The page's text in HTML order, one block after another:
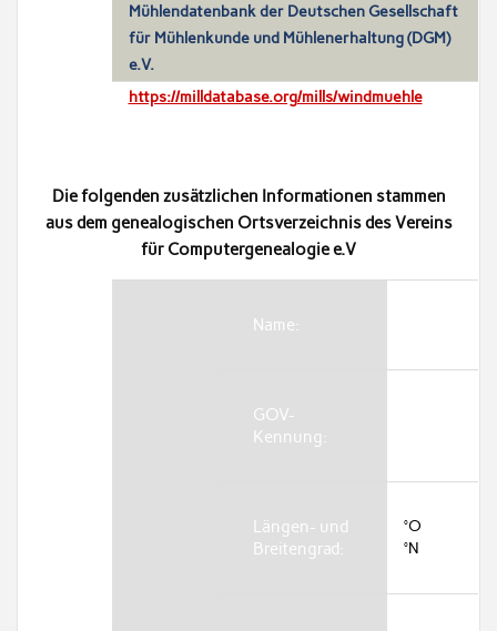
Mühlendatenbank der Deutschen Gesellschaft
für Mühlenkunde und Mühlenerhaltung (DGM)
e.V.
https://milldatabase.org/mills/windmuehle
Die folgenden zusätzlichen Informationen stammen
aus dem genealogischen Ortsverzeichnis des Vereins
für Computergenealogie e.V
Name:
GOV-
Kennung:
Längen- und
Breitengrad:
°O
°N